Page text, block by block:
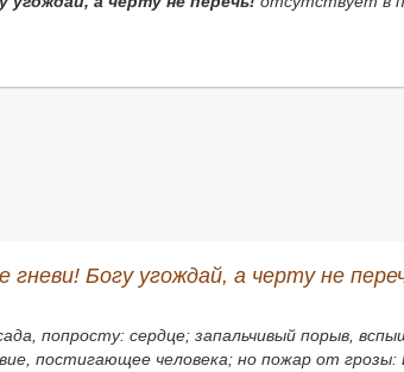
гневи! Богу угождай, а черту не
попросту: сердце; запальчивый порыв,
постигающее человека; но пожар от грозы: